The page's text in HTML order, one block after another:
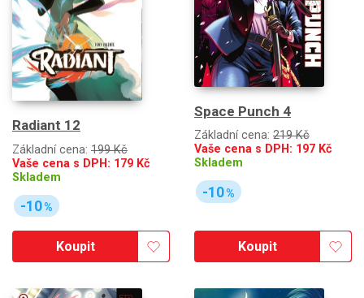
Radiant 12
Základní cena: 199 Kč
Vaše cena s DPH: 179 Kč
Skladem
-10%
Koupit
Space Punch 4
Základní cena: 219 Kč
Vaše cena s DPH: 197 Kč
Skladem
-10%
Koupit